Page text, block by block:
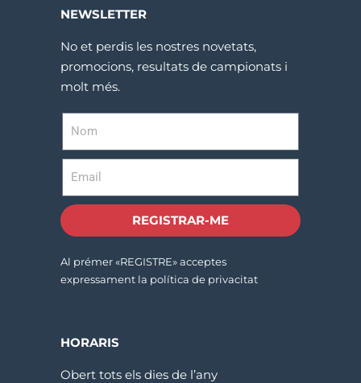
NEWSLETTER
No et perdis les nostres novetats,
promocions, resultats de campionats i
molt més.
REGISTRAR-ME
Al prémer «REGISTRE» acceptes
expressament la política de privacitat
HORARIS
Obert tots els dies de l’any